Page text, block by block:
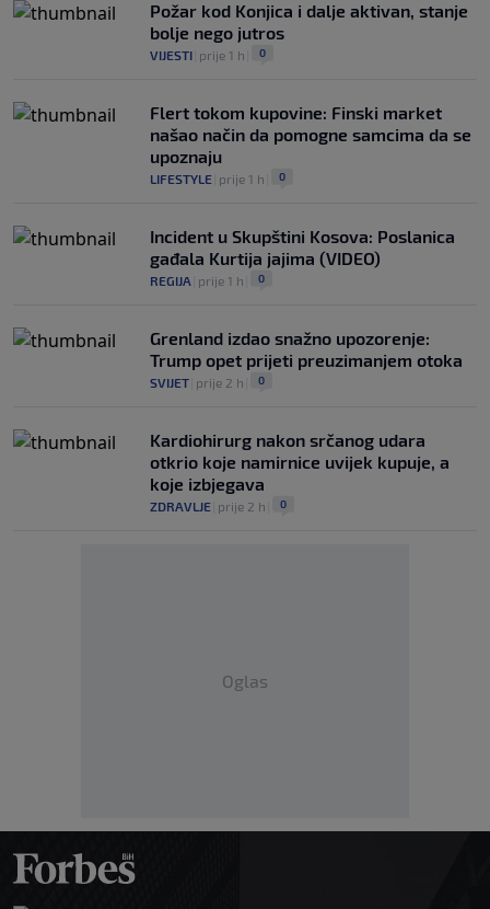
Požar kod Konjica i dalje aktivan, stanje
bolje nego jutros
VIJESTI prije 1 h 0
Flert tokom kupovine: Finski market
našao način da pomogne samcima da se
upoznaju
LIFESTYLE prije 1 h 0
Incident u Skupštini Kosova: Poslanica
gađala Kurtija jajima (VIDEO)
REGIJA prije 1 h 0
Grenland izdao snažno upozorenje:
Trump opet prijeti preuzimanjem otoka
SVIJET prije 2 h 0
Kardiohirurg nakon srčanog udara
otkrio koje namirnice uvijek kupuje, a
koje izbjegava
ZDRAVLJE prije 2 h 0
Oglas